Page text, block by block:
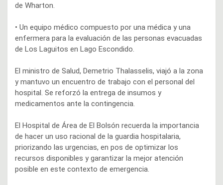
de Wharton.
• Un equipo médico compuesto por una médica y una
enfermera para la evaluación de las personas evacuadas
de Los Laguitos en Lago Escondido.
El ministro de Salud, Demetrio Thalasselis, viajó a la zona
y mantuvo un encuentro de trabajo con el personal del
hospital. Se reforzó la entrega de insumos y
medicamentos ante la contingencia.
El Hospital de Área de El Bolsón recuerda la importancia
de hacer un uso racional de la guardia hospitalaria,
priorizando las urgencias, en pos de optimizar los
recursos disponibles y garantizar la mejor atención
posible en este contexto de emergencia.